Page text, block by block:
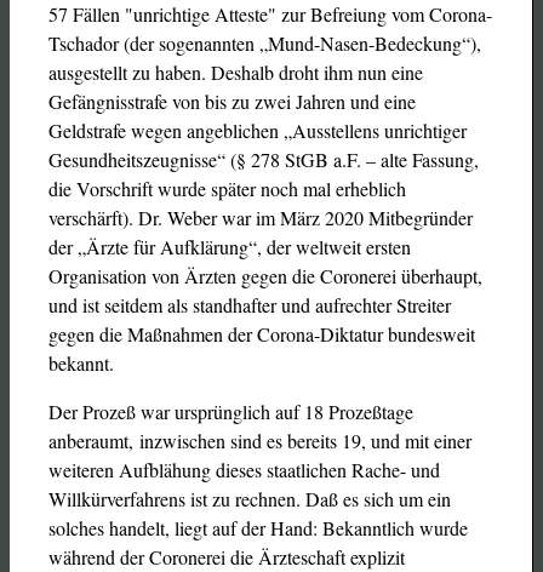
57 Fällen "unrichtige Atteste" zur Befreiung vom Corona-
Tschador (der sogenannten „Mund-Nasen-Bedeckung“),
ausgestellt zu haben. Deshalb droht ihm nun eine
Gefängnisstrafe von bis zu zwei Jahren und eine
Geldstrafe wegen angeblichen „Ausstellens unrichtiger
Gesundheitszeugnisse“ (§ 278 StGB a.F. – alte Fassung,
die Vorschrift wurde später noch mal erheblich
verschärft). Dr. Weber war im März 2020 Mitbegründer
der „Ärzte für Aufklärung“, der weltweit ersten
Organisation von Ärzten gegen die Coronerei überhaupt,
und ist seitdem als standhafter und aufrechter Streiter
gegen die Maßnahmen der Corona-Diktatur bundesweit
bekannt.
Der Prozeß war ursprünglich auf 18 Prozeßtage
anberaumt, inzwischen sind es bereits 19, und mit einer
weiteren Aufblähung dieses staatlichen Rache- und
Willkürverfahrens ist zu rechnen. Daß es sich um ein
solches handelt, liegt auf der Hand: Bekanntlich wurde
während der Coronerei die Ärzteschaft explizit